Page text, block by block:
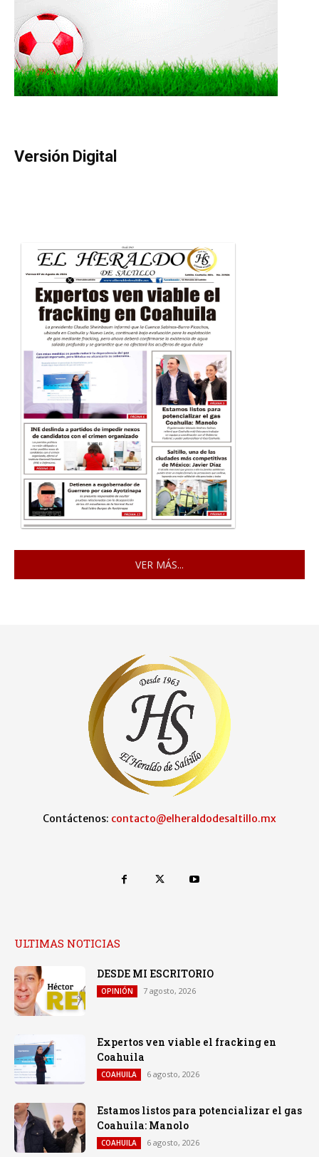
Versión Digital
VER MÁS...
Contáctenos: contacto@elheraldodesaltillo.mx
ULTIMAS NOTICIAS
DESDE MI ESCRITORIO
OPINIÓN 7 agosto, 2026
Expertos ven viable el fracking en
Coahuila
COAHUILA 6 agosto, 2026
Estamos listos para potencializar el gas
Coahuila: Manolo
COAHUILA 6 agosto, 2026